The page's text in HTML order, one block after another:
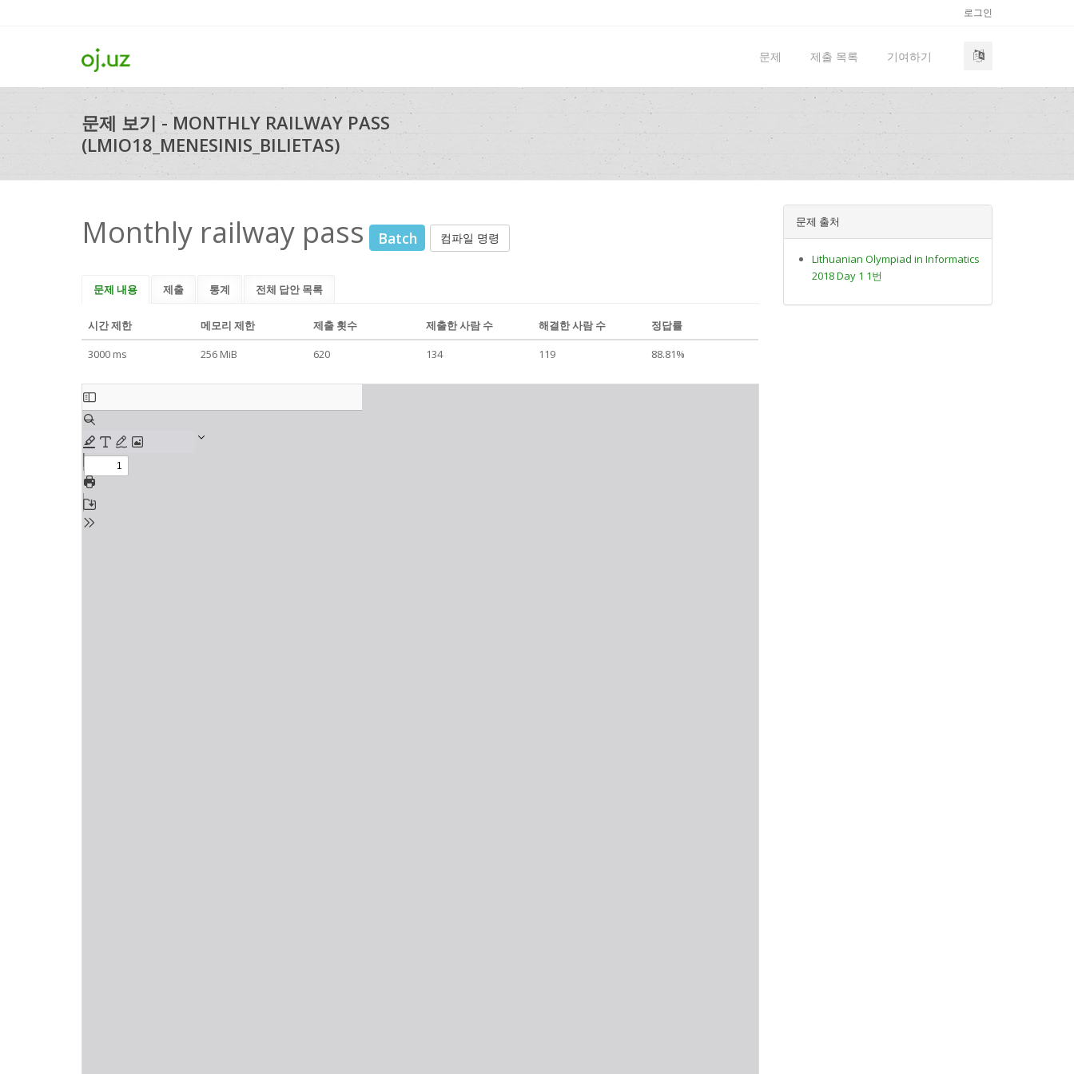
로그인
문제 제출 목록 기여하기
문제 보기 - MONTHLY RAILWAY PASS
(LMIO18_MENESINIS_BILIETAS)
Monthly railway pass Batch 컴파일 명령
문제 내용 제출 통계 전체 답안 목록
시간 제한 메모리 제한 제출 횟수 제출한 사람 수 해결한 사람 수
정답률
3000 ms
256 MiB 620 134 119 88.81%
문제 출처
Lithuanian Olympiad in Informatics
2018 Day 1 1번